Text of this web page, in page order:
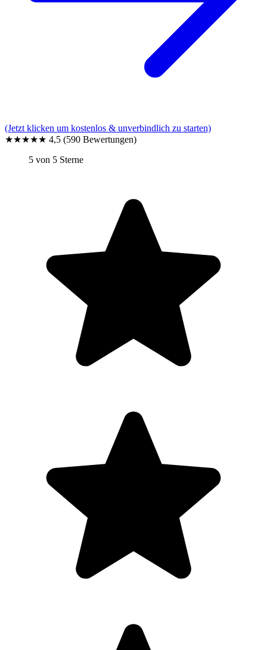
(Jetzt klicken um kostenlos & unverbindlich zu starten)
★★★★★ 4,5 (590 Bewertungen)
5 von 5 Sterne